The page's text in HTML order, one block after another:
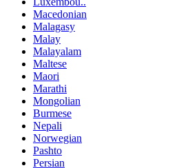
Macedonian
Malagasy
Malay
Malayalam
Maltese
Maori
Marathi
Mongolian
Burmese
Nepali
Norwegian
Pashto
Persian